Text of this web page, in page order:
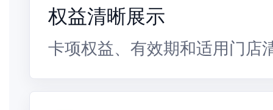
权益清晰展示
卡项权益、有效期和适用门店